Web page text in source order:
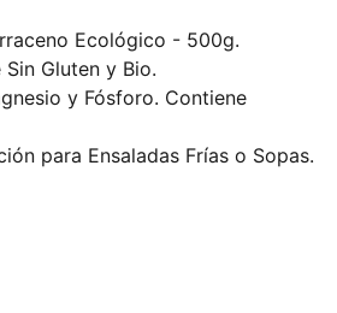
Ecológico - 500g.
Gluten y Bio.
y Fósforo. Contiene
para Ensaladas Frías o Sopas.